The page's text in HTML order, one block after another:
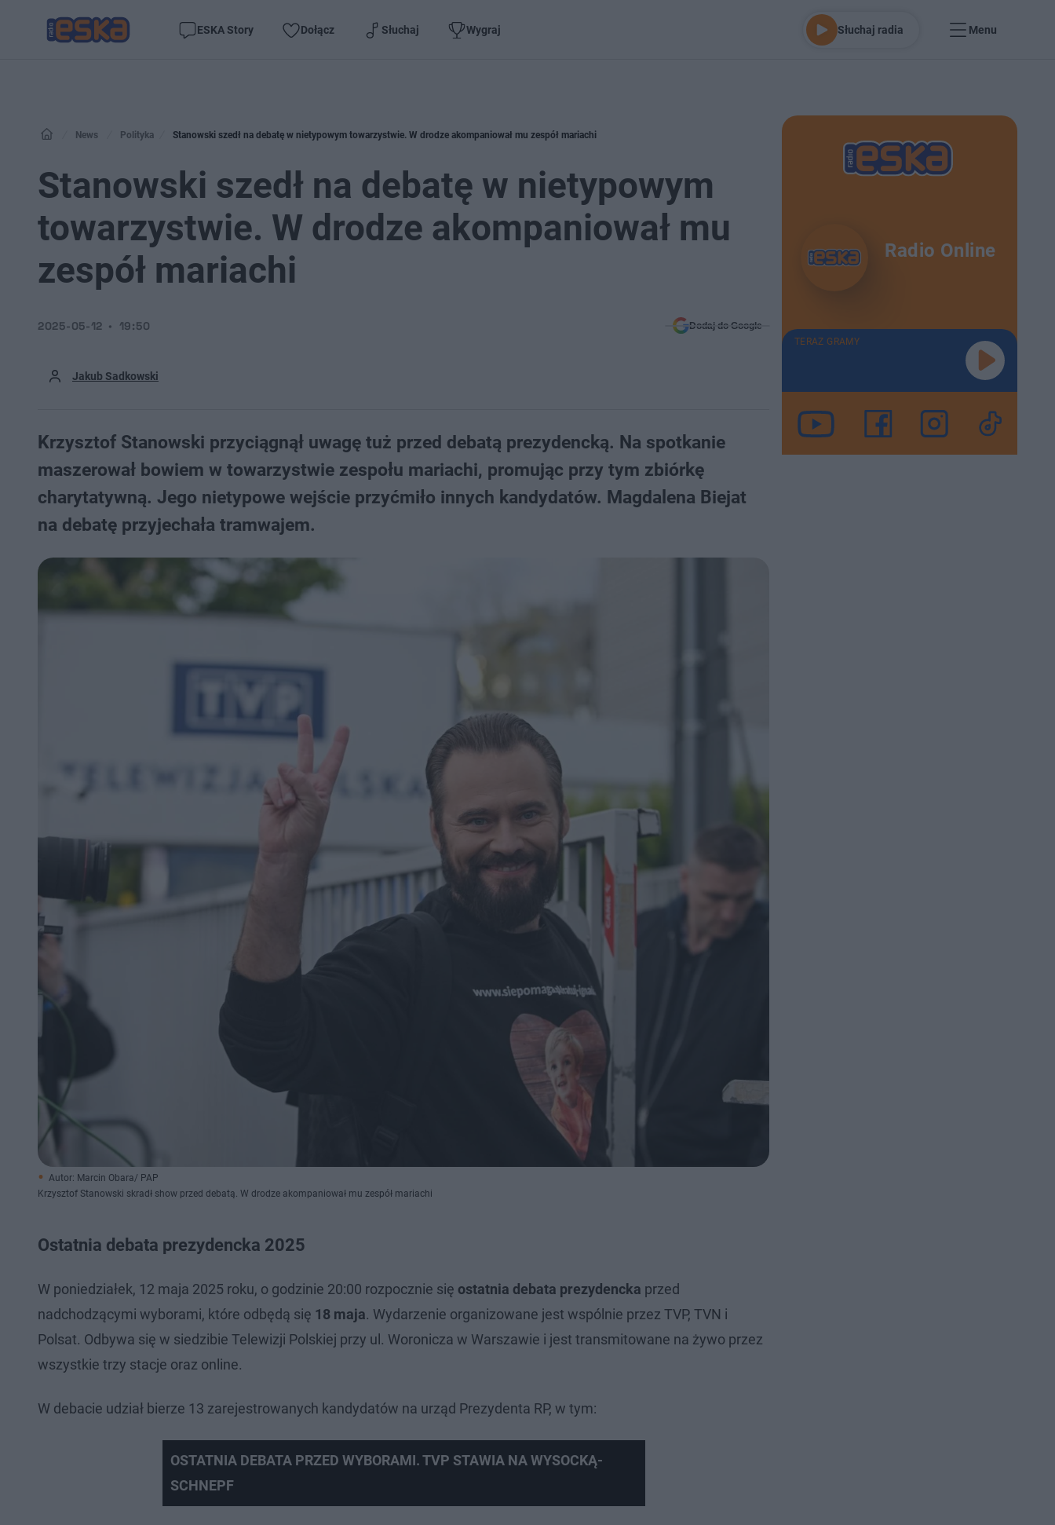
ESKA Story Dołącz Słuchaj Wygraj Słuchaj radia Menu
News Polityka Stanowski szedł na debatę w nietypowym towarzystwie. W drodze akompaniował mu zespół mariachi
Stanowski szedł na debatę w nietypowym
towarzystwie. W drodze akompaniował mu
zespół mariachi
Jakub Sadkowski
2025-05-12 19:50 Dodaj do Google
Krzysztof Stanowski przyciągnął uwagę tuż przed debatą prezydencką. Na spotkanie
maszerował bowiem w towarzystwie zespołu mariachi, promując przy tym zbiórkę
charytatywną. Jego nietypowe wejście przyćmiło innych kandydatów. Magdalena Biejat
na debatę przyjechała tramwajem.
Autor: Marcin Obara/ PAP
Krzysztof Stanowski skradł show przed debatą. W drodze akompaniował mu zespół mariachi
Ostatnia debata prezydencka 2025
W poniedziałek, 12 maja 2025 roku, o godzinie 20:00 rozpocznie się ostatnia debata prezydencka przed
nadchodzącymi wyborami, które odbędą się 18 maja. Wydarzenie organizowane jest wspólnie przez TVP, TVN i
Polsat. Odbywa się w siedzibie Telewizji Polskiej przy ul. Woronicza w Warszawie i jest transmitowane na żywo przez
wszystkie trzy stacje oraz online.
W debacie udział bierze 13 zarejestrowanych kandydatów na urząd Prezydenta RP, w tym:
OSTATNIA DEBATA PRZED WYBORAMI. TVP STAWIA NA WYSOCKĄ-
SCHNEPF
Radio Online
TERAZ GRAMY